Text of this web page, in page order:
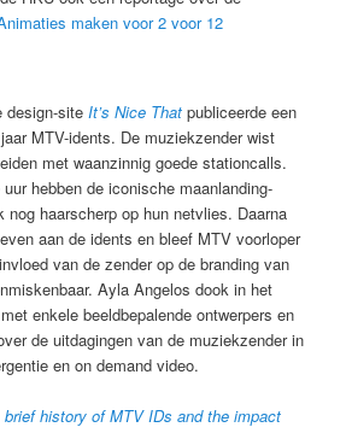
maken voor 2 voor 12
design-site It’s Nice That publiceerde een
MTV-idents. De muziekzender wist
met waanzinnig goede stationcalls.
hebben de iconische maanlanding-
nog haarscherp op hun netvlies. Daarna
aan de idents en bleef MTV voorloper
van de zender op de branding van
Ayla Angelos dook in het
enkele beeldbepalende ontwerpers en
de uitdagingen van de muziekzender in
en on demand video.
brief history of MTV IDs and the impact